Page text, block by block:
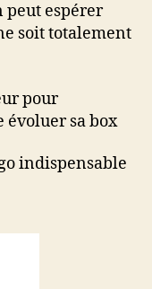
peut espérer
soit totalement
pour
sa box
indispensable